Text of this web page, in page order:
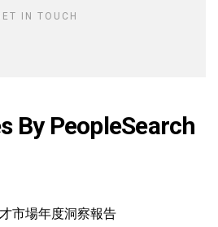
IN TOUCH
By PeopleSearch
市場年度洞察報告